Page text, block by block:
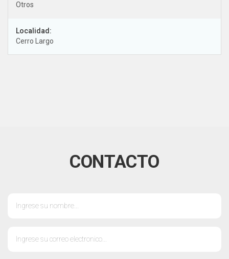
Otros
Localidad:
Cerro Largo
CONTACTO